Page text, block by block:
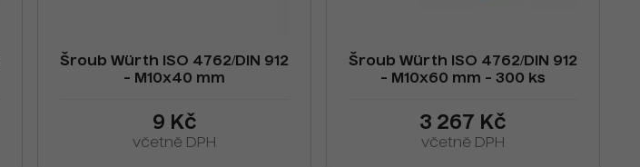
Šroub Würth ISO 4762/DIN 912
- M10x40 mm
9 Kč
včetně DPH
Šroub Würth ISO 4762/DIN 912
- M10x60 mm - 300 ks
3 267 Kč
včetně DPH